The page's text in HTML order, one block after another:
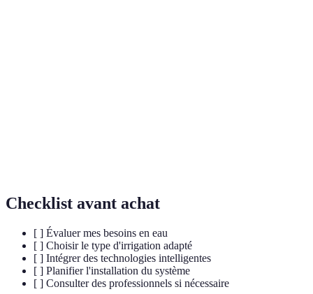
Checklist avant achat
[ ] Évaluer mes besoins en eau
[ ] Choisir le type d'irrigation adapté
[ ] Intégrer des technologies intelligentes
[ ] Planifier l'installation du système
[ ] Consulter des professionnels si nécessaire